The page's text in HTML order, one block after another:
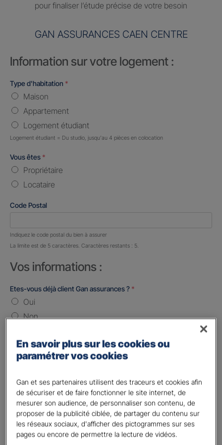
pour finaliser l’étude précise de votre besoin
GAN ASSURANCES CAEN CENTRE
Information sur votre logement :
Type d'habitation *
Maison
Appartement
Logement étudiant
Logement étudiant = Du studio, jusqu'au 4 pièces en colocation
Vous êtes *
Propriétaire
Locataire
Code Postal
Nombre de caractères restants :
Indiquez le code postal du bien à assurer
La limite est de 5 caractères. Caractères restants : 5.
Vos informations :
Etes-vous déjà client Gan assurances ? *
Oui
Non
Madame
Contact*
First Last
Téléphone*
No
En savoir plus sur les cookies ou
paramétrer vos cookies
Gan et ses partenaires utilisent des traceurs et cookies afin
de sécuriser et de faire fonctionner le site internet, de
mesurer son audience, de personnaliser son contenu, de
proposer de la publicité ciblée, de partager du contenu sur
les réseaux sociaux, d'afficher des pictogrammes sur ses
pages ou encore de permettre la lecture de vidéos.